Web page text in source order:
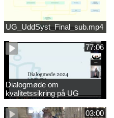
UG_UddSyst_Final_sub.mp4
77:06
Dialogmøde om
kvalitetssikring på UG
03:00